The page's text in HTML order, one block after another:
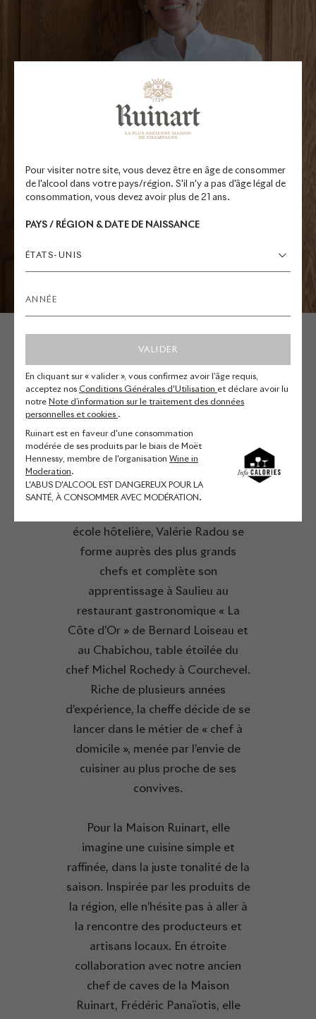
Pour visiter notre site, vous devez être en âge de consommer
de l'alcool dans votre pays/région. S'il n'y a pas d'âge légal de
consommation, vous devez avoir plus de 21 ans.
PAYS / RÉGION & DATE DE NAISSANCE
ÉTATS-UNIS
VALIDER
En cliquant sur « valider », vous confirmez avoir l’âge requis,
acceptez nos Conditions Générales d'Utilisation et déclare avoir lu
notre Note d’information sur le traitement des données
personnelles et cookies .
Ruinart est en faveur d'une consommation
modérée de ses produits par le biais de Moët
Hennessy, membre de l'organisation Wine in
Moderation.
L'ABUS D'ALCOOL EST DANGEREUX POUR LA
SANTÉ, À CONSOMMER AVEC MODÉRATION.
VALÉRIE RADOU
CHEFFE EN RÉSIDENCE
DE LA MAISON
RUINART
école hôtelière, Valérie Radou se
forme auprès des plus grands
chefs et complète son
apprentissage à Saulieu au
restaurant gastronomique « La
Côte d’Or » de Bernard Loiseau et
au Chabichou, table étoilée du
chef Michel Rochedy à Courchevel.
Riche de plusieurs années
d’expérience, la cheffe décide de se
lancer dans le métier de « chef à
domicile », menée par l’envie de
cuisiner au plus proche de ses
convives.
Pour la Maison Ruinart, elle
imagine une cuisine simple et
raffinée, dans la juste tonalité de la
saison. Inspirée par les produits de
la région, elle n’hésite pas à aller à
la rencontre des producteurs et
artisans locaux. En étroite
collaboration avec notre ancien
chef de caves de la Maison
Ruinart, Frédéric Panaïotis, elle